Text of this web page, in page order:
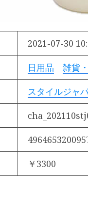
2021-07-30
日用品 雑貨
スタイルジャ
￥3300